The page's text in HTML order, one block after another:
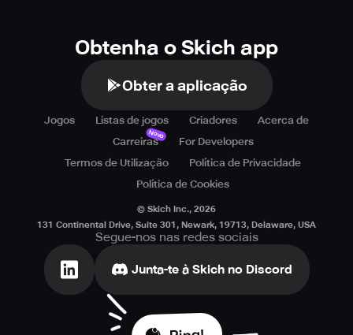
Obtenha o Skich app
Obter a aplicação
Jogos Listas de jogos Criadores
Acerca de
Carreiras
Novo
For Developers
Termos de Utilização
Política de Privacidade
Política de Cookies
© Skich Inc., 2026
131 Continental Drive, Suite 301, Newark, 19713, Delaware, USA
Segue-nos nas redes sociais
Junta-te à Skich no Discord